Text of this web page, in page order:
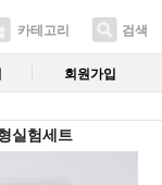
카테고리 검색
회원가입
실험세트